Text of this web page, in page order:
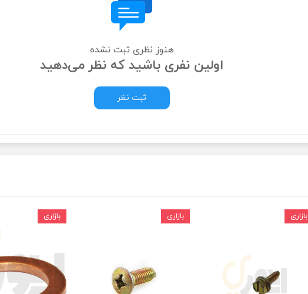
هنوز نظری ثبت نشده
اولین نفری باشید که نظر می‌دهید
ثبت نظر
بازاری بازاری بازاری